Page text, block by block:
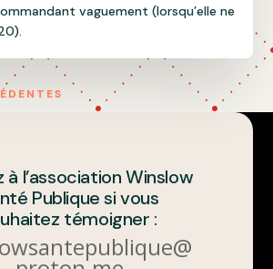
vaguement (lorsqu’elle ne
à l’association Winslow
Publique si vous
témoigner :